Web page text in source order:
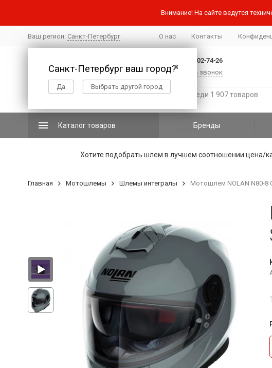
Внимание! На сайте ведутся
Ваш регион: Санкт-Петербург
✖
Санкт-Петербург ваш город?
Да Выбрать другой город
О нас Контакты
+7 (812) 502-74-26
Заказать звонок
Каталог товаров Бренды
Хотите подобрать шлем в лучшем соотношении цена/
Главная Мотошлемы Шлемы интегралы Мотошлем NOLAN N80-8